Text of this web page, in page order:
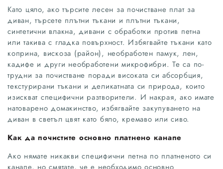
Като цяло, ако търсите лесен за почистване плат за
диван, търсете плътни тъкани и плътни тъкани,
синтетични влакна, дивани с обработки против петна
или такива с гладка повърхност. Избягвайте тъкани като
коприна, вискоза (район), необработен памук, лен,
кадифе и други необработени микрофибри. Те са по-
трудни за почистване поради високата си абсорбция,
текстурирани тъкани и деликатната си природа, които
изискват специфични разтворители. И накрая, ако имате
натоварено домакинство, избягвайте закупуването на
диван в светъл цвят като бяло, кремаво или сиво.
Как да почистите основно платнено канапе
Ако нямате никакви специфични петна по платненото си
канапе, но смятате, че е необходимо основно